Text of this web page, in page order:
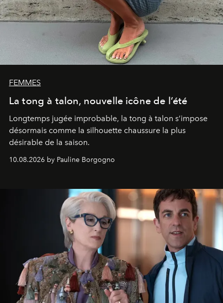
FEMMES
La tong à talon, nouvelle icône de l’été
Longtemps jugée improbable, la tong à talon s’impose
désormais comme la silhouette chaussure la plus
désirable de la saison.
10.08.2026 by Pauline Borgogno